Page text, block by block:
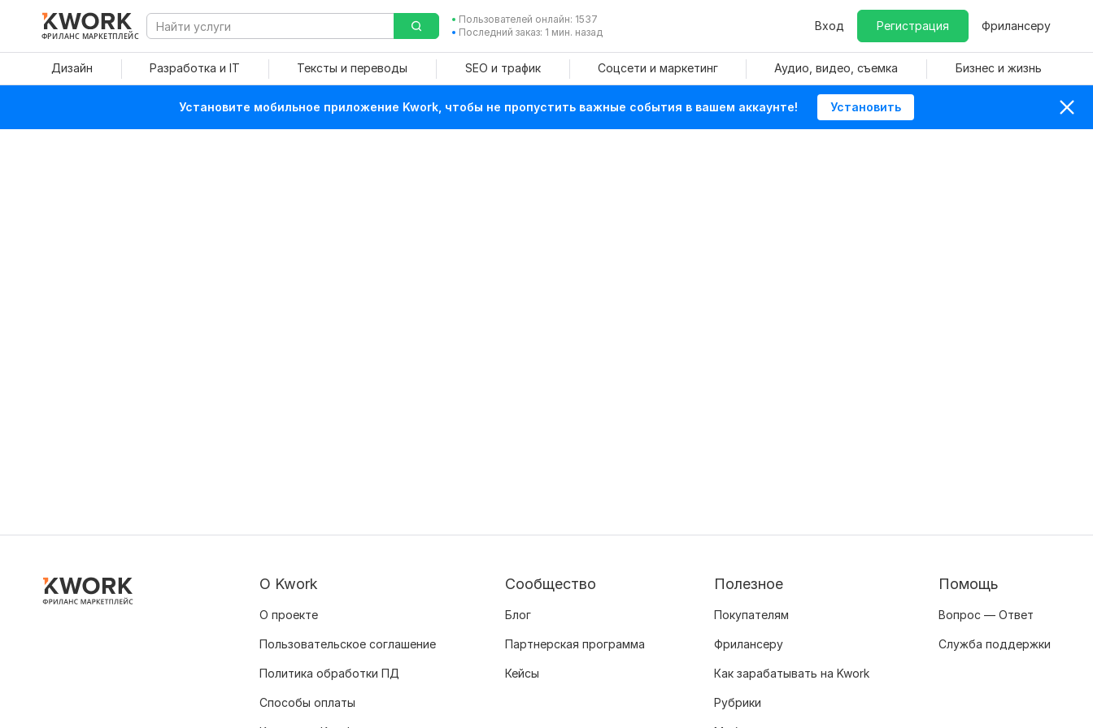
ФРИЛАНС МАРКЕТПЛЕЙС
Пользователей онлайн: 1537
Последний заказ: 1 мин. назад
Вход Регистрация Фрилансеру
Дизайн Разработка и IT Тексты и переводы SEO и трафик Соцсети и маркетинг Аудио, видео, съемка Бизнес и жизнь
Установите мобильное приложение Kwork, чтобы не пропустить важные события в вашем аккаунте! Установить
О Kwork
О проекте
Пользовательское соглашение
Политика обработки ПД
Способы оплаты
Сообщество
Блог
Партнерская программа
Кейсы
Полезное
Покупателям
Фрилансеру
Как зарабатывать на Kwork
Рубрики
Помощь
Вопрос — Ответ
Служба поддержки